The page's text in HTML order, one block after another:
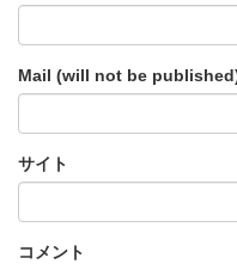
Mail (will not be
サイト
コメント